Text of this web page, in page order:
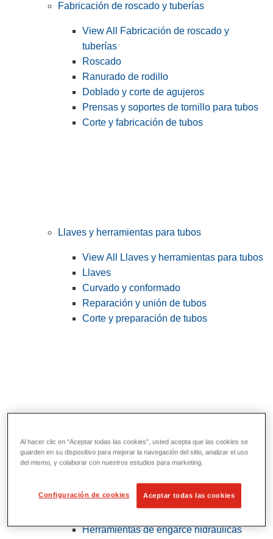
Fabricación de roscado y tuberías
View All Fabricación de roscado y
tuberías
Roscado
Ranurado de rodillo
Doblado y corte de agujeros
Prensas y soportes de tornillo para tubos
Corte y fabricación de tubos
Llaves y herramientas para tubos
View All Llaves y herramientas para tubos
Llaves
Curvado y conformado
Reparación y unión de tubos
Corte y preparación de tubos
Herramientas de servicios públicos y de
View All Herramientas de servicios
Herramientas de engarce hidráulicas
Al hacer clic en “Aceptar todas las cookies”, usted acepta que las cookies se
guarden en su dispositivo para mejorar la navegación del sitio, analizar el uso
del mismo, y colaborar con nuestros estudios para marketing.
Configuración de cookies Aceptar todas las cookies